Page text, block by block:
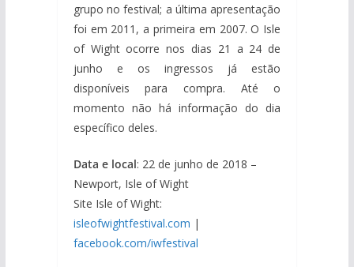
grupo no festival; a última apresentação
foi em 2011, a primeira em 2007. O Isle
of Wight ocorre nos dias 21 a 24 de
junho e os ingressos já estão
disponíveis para compra. Até o
momento não há informação do dia
específico deles.
Data e local: 22 de junho de 2018 –
Newport, Isle of Wight
Site Isle of Wight:
isleofwightfestival.com |
facebook.com/iwfestival